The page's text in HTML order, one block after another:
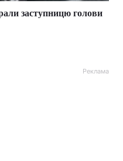
заступницю голови
Реклама